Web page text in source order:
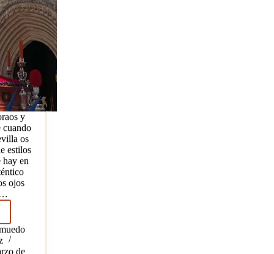
y
cuando
os
estilos
hay en
ojos
de